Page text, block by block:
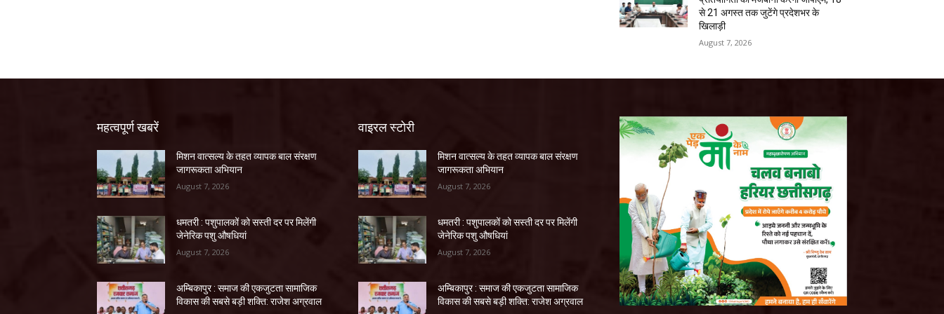
से 21 अगस्त तक जुटेंगे प्रदेशभर के
खिलाड़ी
August 7, 2026
महत्वपूर्ण खबरें
मिशन वात्सल्य के तहत व्यापक बाल संरक्षण
जागरूकता अभियान
August 7, 2026
धमतरी : पशुपालकों को सस्ती दर पर मिलेंगी
जेनेरिक पशु औषधियां
August 7, 2026
अम्बिकापुर : समाज की एकजुटता सामाजिक
विकास की सबसे बड़ी शक्ति: राजेश अग्रवाल
वाइरल स्टोरी
मिशन वात्सल्य के तहत व्यापक बाल संरक्षण
जागरूकता अभियान
August 7, 2026
धमतरी : पशुपालकों को सस्ती दर पर मिलेंगी
जेनेरिक पशु औषधियां
August 7, 2026
अम्बिकापुर : समाज की एकजुटता सामाजिक
विकास की सबसे बड़ी शक्ति: राजेश अग्रवाल